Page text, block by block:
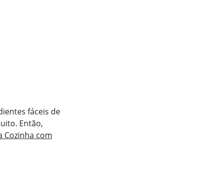
fáceis de
Então,
Cozinha com